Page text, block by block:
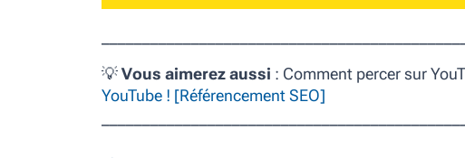
💡Vous aimerez aussi : Comment percer sur
YouTube ! [Référencement SEO]